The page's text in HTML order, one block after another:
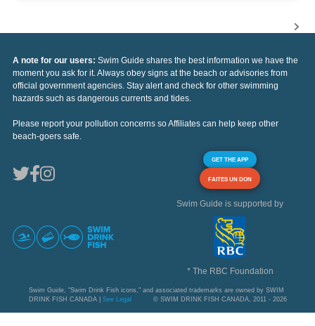
A note for our users: Swim Guide shares the best information we have the
moment you ask for it. Always obey signs at the beach or advisories from
official government agencies. Stay alert and check for other swimming
hazards such as dangerous currents and tides.
Please report your pollution concerns so Affiliates can help keep other
beach-goers safe.
GET THE APP
FAITES UN DON
Swim Guide is supported by
* The RBC Foundation
Swim Guide, "Swim Drink Fish icons," and associated trademarks are owned by SWIM
DRINK FISH CANADA | See Legal © SWIM DRINK FISH CANADA, 2011 - 2026